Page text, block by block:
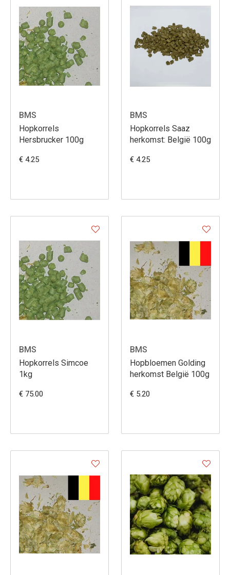
BMS
Hopkorrels
Hersbrucker 100g
€ 4.25
BMS
Hopkorrels Saaz
herkomst: België 100g
€ 4.25
BMS
Hopkorrels Simcoe
1kg
€ 75.00
BMS
Hopbloemen Golding
herkomst België 100g
€ 5.20